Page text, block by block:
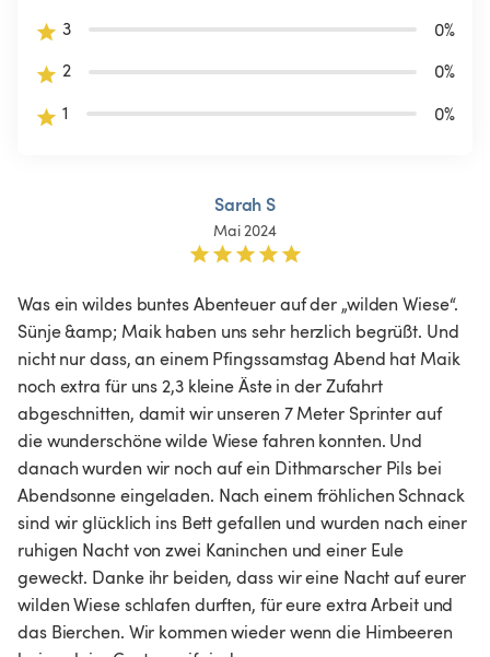
3
0%
2
0%
1
0%
Sarah S
Mai 2024
Was ein wildes buntes Abenteuer auf der „wilden Wiese“.
Sünje &amp; Maik haben uns sehr herzlich begrüßt. Und
nicht nur dass, an einem Pfingssamstag Abend hat Maik
noch extra für uns 2,3 kleine Äste in der Zufahrt
abgeschnitten, damit wir unseren 7 Meter Sprinter auf
die wunderschöne wilde Wiese fahren konnten. Und
danach wurden wir noch auf ein Dithmarscher Pils bei
Abendsonne eingeladen. Nach einem fröhlichen Schnack
sind wir glücklich ins Bett gefallen und wurden nach einer
ruhigen Nacht von zwei Kaninchen und einer Eule
geweckt. Danke ihr beiden, dass wir eine Nacht auf eurer
wilden Wiese schlafen durften, für eure extra Arbeit und
das Bierchen. Wir kommen wieder wenn die Himbeeren